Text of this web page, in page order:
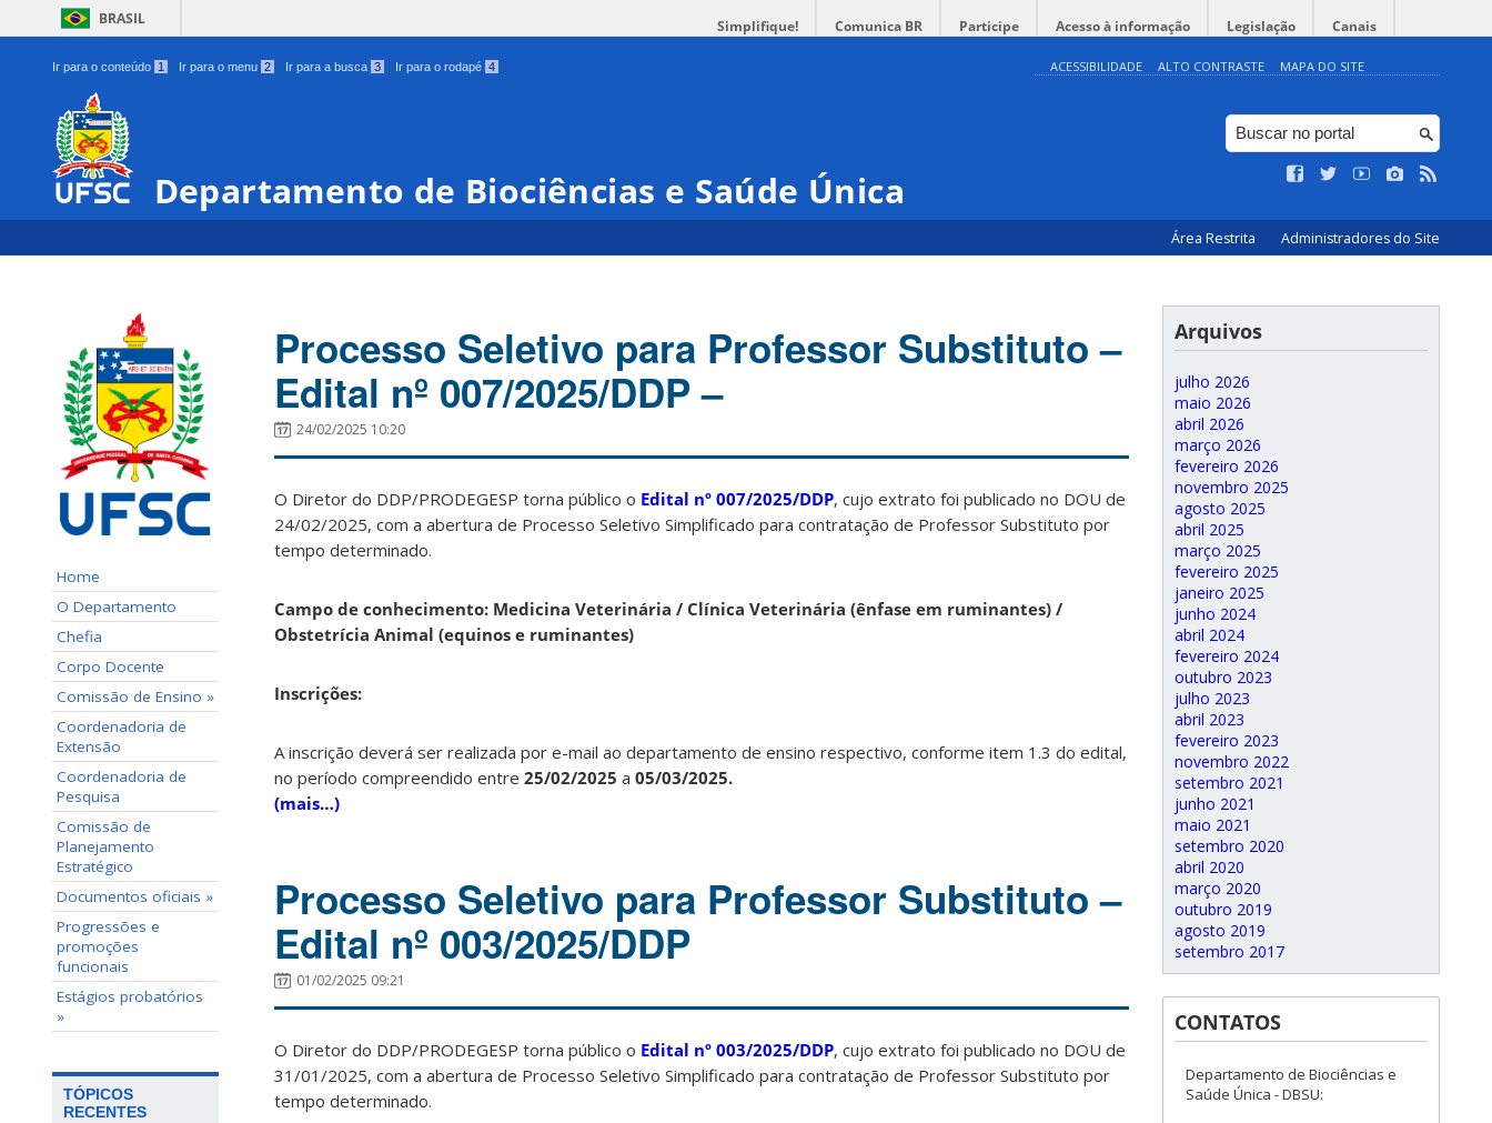
BRASIL Simplifique! Comunica BR Participe Acesso à informação Legislação Canais
Ir para o conteúdo 1 Ir para o menu 2 Ir para a busca 3 Ir para o rodapé 4 ACESSIBILIDADE ALTO CONTRASTE MAPA DO SITE
Departamento de Biociências e Saúde Única
Área Restrita Administradores do Site
Home
O Departamento
Chefia
Corpo Docente
Comissão de Ensino »
Coordenadoria de
Extensão
Coordenadoria de
Pesquisa
Comissão de
Planejamento
Estratégico
Documentos oficiais »
Progressões e
promoções
funcionais
Estágios probatórios
»
TÓPICOS
RECENTES
Processo Seletivo para Professor Substituto –
Edital nº 007/2025/DDP –
24/02/2025 10:20
O Diretor do DDP/PRODEGESP torna público o Edital nº 007/2025/DDP, cujo extrato foi publicado no DOU de
24/02/2025, com a abertura de Processo Seletivo Simplificado para contratação de Professor Substituto por
tempo determinado.
Campo de conhecimento: Medicina Veterinária / Clínica Veterinária (ênfase em ruminantes) /
Obstetrícia Animal (equinos e ruminantes)
Inscrições:
A inscrição deverá ser realizada por e-mail ao departamento de ensino respectivo, conforme item 1.3 do edital,
no período compreendido entre 25/02/2025 a 05/03/2025.
(mais…)
Processo Seletivo para Professor Substituto –
Edital nº 003/2025/DDP
01/02/2025 09:21
O Diretor do DDP/PRODEGESP torna público o Edital nº 003/2025/DDP, cujo extrato foi publicado no DOU de
31/01/2025, com a abertura de Processo Seletivo Simplificado para contratação de Professor Substituto por
tempo determinado.
Arquivos
julho 2026
maio 2026
abril 2026
março 2026
fevereiro 2026
novembro 2025
agosto 2025
abril 2025
março 2025
fevereiro 2025
janeiro 2025
junho 2024
abril 2024
fevereiro 2024
outubro 2023
julho 2023
abril 2023
fevereiro 2023
novembro 2022
setembro 2021
junho 2021
maio 2021
setembro 2020
abril 2020
março 2020
outubro 2019
agosto 2019
setembro 2017
CONTATOS
Departamento de Biociências e
Saúde Única - DBSU: